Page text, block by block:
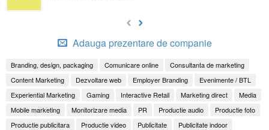
Adauga prezentare de companie
Branding, design, packaging Comunicare online
Consultanta de marketing
Content Marketing
Dezvoltare web Employer Branding
Evenimente / BTL
Experiential Marketing
Gaming Interactive Retail Marketing direct
Media
Mobile marketing
Monitorizare media PR Productie audio
Productie foto
Productie publicitara
Productie video Publicitate
Publicitate indoor